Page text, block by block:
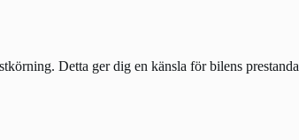
Detta ger dig en känsla för bilens